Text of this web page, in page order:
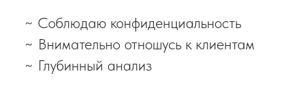
~ Соблюдаю конфиденциальность
~ Внимательно отношусь к клиентам
~ Глубинный анализ